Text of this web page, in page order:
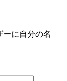
ーに自分の名